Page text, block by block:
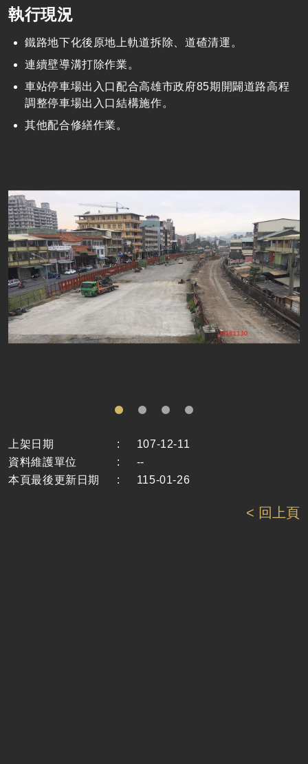
執行現況
鐵路地下化後原地上軌道拆除、道碴清運。
連續壁導溝打除作業。
車站停車場出入口配合高雄市政府85期開闢道路高程
調整停車場出入口結構施作。
其他配合修繕作業。
上架日期 :
107-12-11
資料維護單位
:
--
本頁最後更新日期
: 115-01-26
< 回上頁